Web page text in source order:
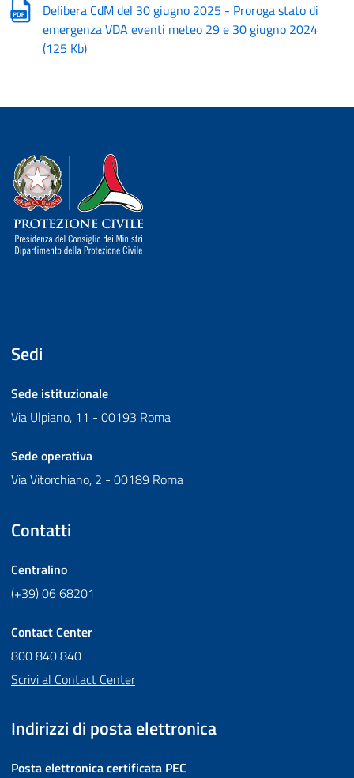
Delibera CdM del 30 giugno 2025 - Proroga stato di
emergenza VDA eventi meteo 29 e 30 giugno 2024
(125 Kb)
Dipartimento della Protezione Civile
Sedi
Sede istituzionale
Via Ulpiano, 11 - 00193 Roma
Sede operativa
Via Vitorchiano, 2 - 00189 Roma
Contatti
Centralino
(+39) 06 68201
Contact Center
800 840 840
Scrivi al Contact Center
Indirizzi di posta elettronica
Posta elettronica certificata PEC